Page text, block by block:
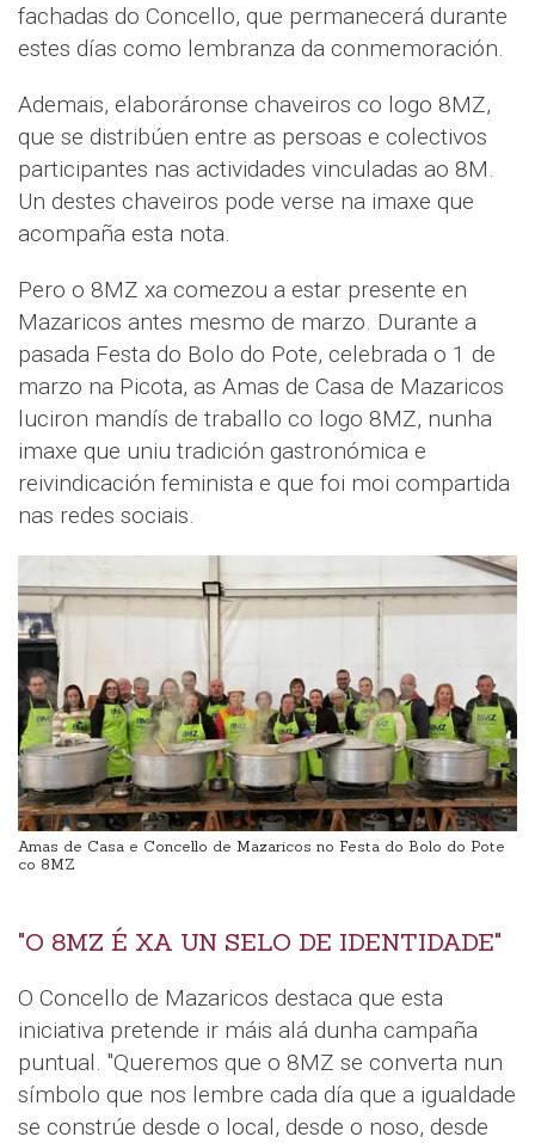
fachadas do Concello, que permanecerá durante
estes días como lembranza da conmemoración.
Ademais, elaboráronse chaveiros co logo 8MZ,
que se distribúen entre as persoas e colectivos
participantes nas actividades vinculadas ao 8M.
Un destes chaveiros pode verse na imaxe que
acompaña esta nota.
Pero o 8MZ xa comezou a estar presente en
Mazaricos antes mesmo de marzo. Durante a
pasada Festa do Bolo do Pote, celebrada o 1 de
marzo na Picota, as Amas de Casa de Mazaricos
luciron mandís de traballo co logo 8MZ, nunha
imaxe que uniu tradición gastronómica e
reivindicación feminista e que foi moi compartida
nas redes sociais.
Amas de Casa e Concello de Mazaricos no Festa do Bolo do Pote
co 8MZ
"O 8MZ É XA UN SELO DE IDENTIDADE"
O Concello de Mazaricos destaca que esta
iniciativa pretende ir máis alá dunha campaña
puntual. "Queremos que o 8MZ se converta nun
símbolo que nos lembre cada día que a igualdade
se constrúe desde o local, desde o noso, desde